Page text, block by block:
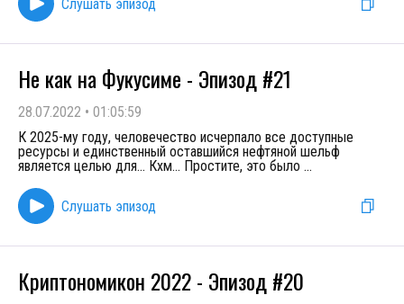
Слушать эпизод
Не как на Фукусиме - Эпизод #21
28.07.2022 • 01:05:59
К 2025-му году, человечество исчерпало все доступные
ресурсы и единственный оставшийся нефтяной шельф
является целью для... Кхм... Простите, это было ...
Слушать эпизод
Криптономикон 2022 - Эпизод #20